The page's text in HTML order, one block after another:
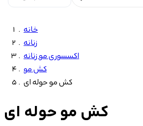
خانه
زنانه
اکسسوری مو زنانه
کش مو
کش مو حوله ای
کش مو حوله ای